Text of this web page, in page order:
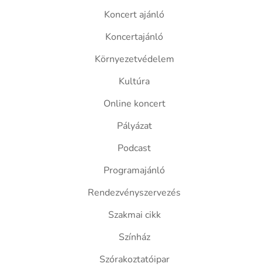
Koncert ajánló
Koncertajánló
Környezetvédelem
Kultúra
Online koncert
Pályázat
Podcast
Programajánló
Rendezvényszervezés
Szakmai cikk
Színház
Szórakoztatóipar